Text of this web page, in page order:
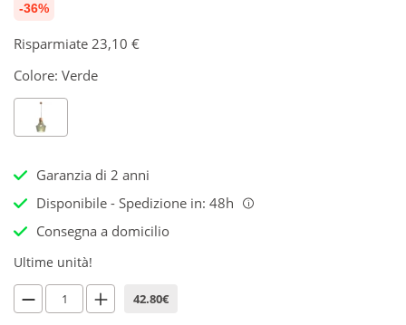
-36%
Risparmiate 23,10 €
Colore: Verde
Garanzia di 2 anni
Disponibile - Spedizione in: 48h
i
Consegna a domicilio
Ultime unità!
42.80€